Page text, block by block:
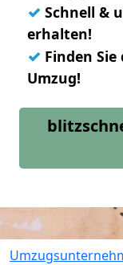
✓ Schnell &
erhalten!
✓ Finden
Umzug!